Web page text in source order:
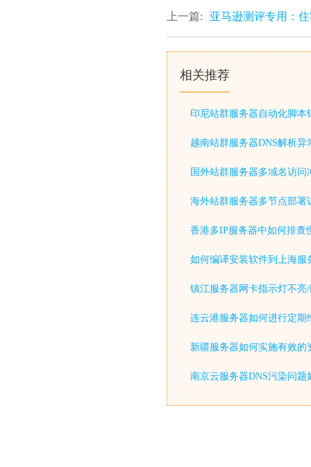
上一篇: 亚马逊测评专用：
相关推荐
印尼站群服务器自动化脚本
越南站群服务器DNS解析异
国外站群服务器多域名访问
海外站群服务器多节点部署
香港多IP服务器中如何排查
如何编译安装软件到上海服
镇江服务器网卡指示灯不亮
连云港服务器如何进行定期
新疆服务器如何实施有效的
南京云服务器DNS污染问题